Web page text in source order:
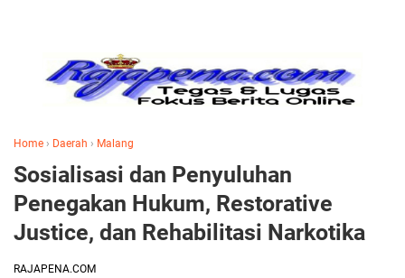
Home › Daerah › Malang
Sosialisasi dan Penyuluhan
Penegakan Hukum, Restorative
Justice, dan Rehabilitasi Narkotika
RAJAPENA.COM